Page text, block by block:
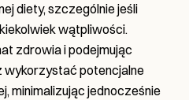
diety, szczególnie jeśli
wątpliwości.
zdrowia i podejmując
wykorzystać potencjalne
minimalizując jednocześnie